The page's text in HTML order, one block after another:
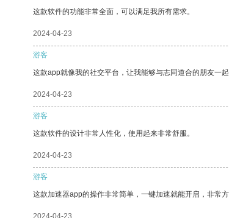
这款软件的功能非常全面，可以满足我所有需求。
2024-04-23
游客
这款app就像我的社交平台，让我能够与志同道合的朋友一起
2024-04-23
游客
这款软件的设计非常人性化，使用起来非常舒服。
2024-04-23
游客
这款加速器app的操作非常简单，一键加速就能开启，非常方
2024-04-23